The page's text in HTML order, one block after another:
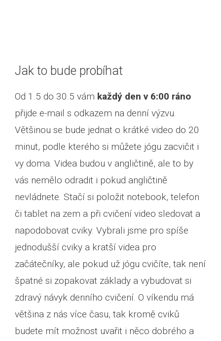
Jak to bude probíhat
Od 1.5 do 30.5 vám každý den v 6:00 ráno
přijde e-mail s odkazem na denní výzvu.
Většinou se bude jednat o krátké video do 20
minut, podle kterého si můžete jógu zacvičit i
vy doma. Videa budou v angličtině, ale to by
vás nemělo odradit i pokud angličtině
nevládnete. Stačí si položit notebook, telefon
či tablet na zem a při cvičení video sledovat a
napodobovat cviky. Vybrali jsme pro spíše
jednodušší cviky a kratší videa pro
začátečníky, ale pokud už jógu cvičíte, tak není
špatné si zopakovat základy a vybudovat si
zdravý návyk denního cvičení. O víkendu má
většina z nás více času, tak kromě cviků
budete mít možnost uvařit i něco dobrého a